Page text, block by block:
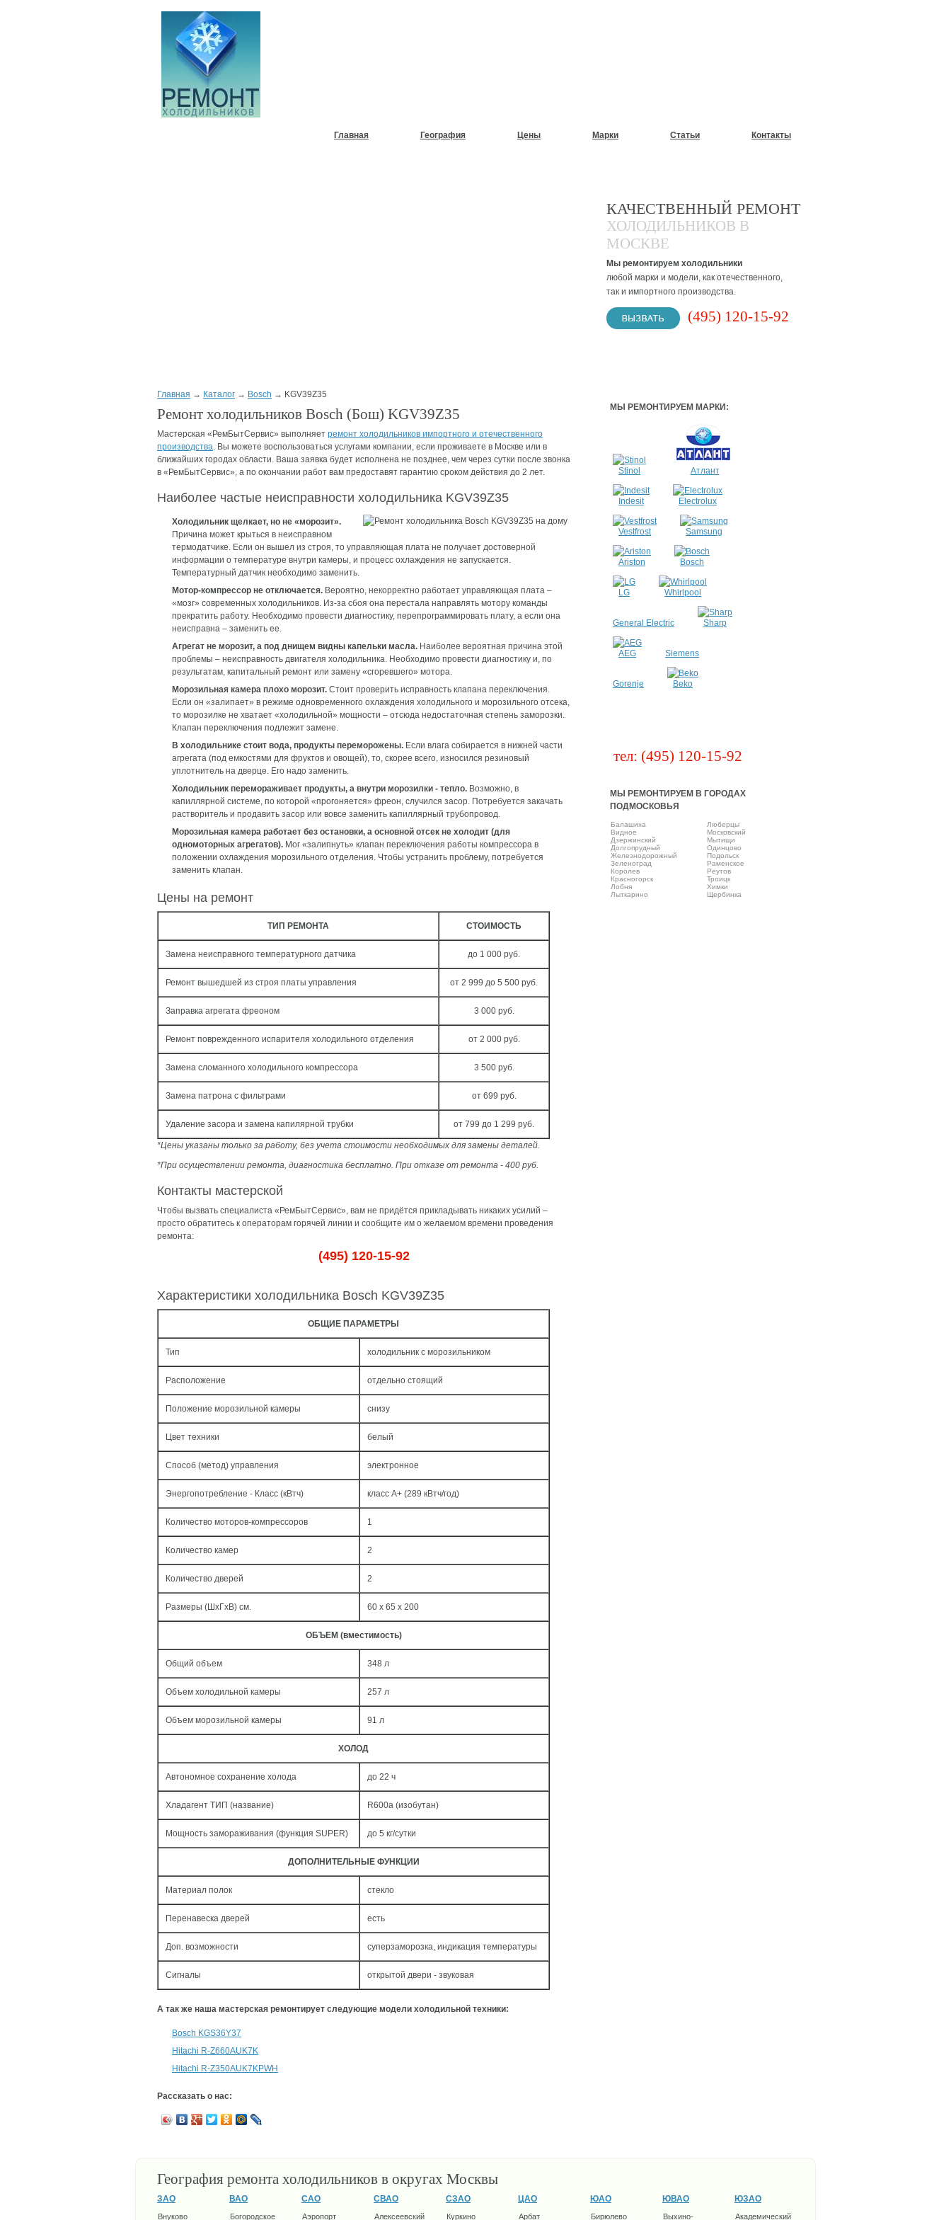
Главная География Цены Марки Статьи Контакты
КАЧЕСТВЕННЫЙ РЕМОНТ
ХОЛОДИЛЬНИКОВ В
МОСКВЕ
Мы ремонтируем холодильники
любой марки и модели, как отечественного,
так и импортного производства.
(495) 120-15-92
Главная → Каталог → Bosch → KGV39Z35
Ремонт холодильников Bosch (Бош) KGV39Z35
Мастерская «РемБытСервис» выполняет ремонт холодильников импортного и отечественного
производства. Вы можете воспользоваться услугами компании, если проживаете в Москве или в
ближайших городах области. Ваша заявка будет исполнена не позднее, чем через сутки после звонка
в «РемБытСервис», а по окончании работ вам предоставят гарантию сроком действия до 2 лет.
Наиболее частые неисправности холодильника KGV39Z35
Холодильник щелкает, но не «морозит».
Причина может крыться в неисправном
термодатчике. Если он вышел из строя, то управляющая плата не получает достоверной
информации о температуре внутри камеры, и процесс охлаждения не запускается.
Температурный датчик необходимо заменить.
Мотор-компрессор не отключается. Вероятно, некорректно работает управляющая плата –
«мозг» современных холодильников. Из-за сбоя она перестала направлять мотору команды
прекратить работу. Необходимо провести диагностику, перепрограммировать плату, а если она
неисправна – заменить ее.
Агрегат не морозит, а под днищем видны капельки масла. Наиболее вероятная причина этой
проблемы – неисправность двигателя холодильника. Необходимо провести диагностику и, по
результатам, капитальный ремонт или замену «сгоревшего» мотора.
Морозильная камера плохо морозит. Стоит проверить исправность клапана переключения.
Если он «залипает» в режиме одновременного охлаждения холодильного и морозильного отсека,
то морозилке не хватает «холодильной» мощности – отсюда недостаточная степень заморозки.
Клапан переключения подлежит замене.
В холодильнике стоит вода, продукты переморожены. Если влага собирается в нижней части
агрегата (под емкостями для фруктов и овощей), то, скорее всего, износился резиновый
уплотнитель на дверце. Его надо заменить.
Холодильник перемораживает продукты, а внутри морозилки - тепло. Возможно, в
капиллярной системе, по которой «прогоняется» фреон, случился засор. Потребуется закачать
растворитель и продавить засор или вовсе заменить капиллярный трубопровод.
Морозильная камера работает без остановки, а основной отсек не холодит (для
одномоторных агрегатов). Мог «залипнуть» клапан переключения работы компрессора в
положении охлаждения морозильного отделения. Чтобы устранить проблему, потребуется
заменить клапан.
Цены на ремонт
ТИП РЕМОНТА СТОИМОСТЬ
Замена неисправного температурного датчика до 1 000 руб.
Ремонт вышедшей из строя платы управления от 2 999 до 5 500 руб.
Заправка агрегата фреоном 3 000 руб.
Ремонт поврежденного испарителя холодильного отделения от 2 000 руб.
Замена сломанного холодильного компрессора 3 500 руб.
Замена патрона с фильтрами от 699 руб.
Удаление засора и замена капилярной трубки от 799 до 1 299 руб.
*Цены указаны только за работу, без учета стоимости необходимых для замены деталей.
*При осуществлении ремонта, диагностика бесплатно. При отказе от ремонта - 400 руб.
Контакты мастерской
Чтобы вызвать специалиста «РемБытСервис», вам не придётся прикладывать никаких усилий –
просто обратитесь к операторам горячей линии и сообщите им о желаемом времени проведения
ремонта:
(495) 120-15-92
Характеристики холодильника Bosch KGV39Z35
ОБЩИЕ ПАРАМЕТРЫ
Тип холодильник с морозильником
Расположение отдельно стоящий
Положение морозильной камеры снизу
Цвет техники белый
Способ (метод) управления электронное
Энергопотребление - Класс (кВтч) класс A+ (289 кВтч/год)
Количество моторов-компрессоров 1
Количество камер 2
Количество дверей 2
Размеры (ШxГxВ) см. 60 x 65 x 200
ОБЪЕМ (вместимость)
Общий объем 348 л
Объем холодильной камеры 257 л
Объем морозильной камеры 91 л
ХОЛОД
Автономное сохранение холода до 22 ч
Хладагент ТИП (название) R600a (изобутан)
Мощность замораживания (функция SUPER) до 5 кг/cутки
ДОПОЛНИТЕЛЬНЫЕ ФУНКЦИИ
Материал полок стекло
Перенавеска дверей есть
Доп. возможности суперзаморозка, индикация температуры
Сигналы открытой двери - звуковая
А так же наша мастерская ремонтирует следующие модели холодильной техники:
Bosch KGS36Y37
Hitachi R-Z660AUK7K
Hitachi R-Z350AUK7KPWH
Рассказать о нас:
МЫ РЕМОНТИРУЕМ МАРКИ:
Stinol Атлант
Indesit Electrolux
Vestfrost Samsung
Ariston Bosch
LG Whirlpool
General Electric Sharp
AEG Siemens
Gorenje Beko
тел: (495) 120-15-92
МЫ РЕМОНТИРУЕМ В ГОРОДАХ
ПОДМОСКОВЬЯ
Балашиха
Виднoe
Дзержинский
Долгопрудный
Железнодорожный
Зеленоград
Королев
Красногорск
Лобня
Лыткарино
Люберцы
Московский
Мытищи
Одинцово
Подольск
Раменское
Реутов
Троицк
Химки
Щербинка
География ремонта холодильников в округах Москвы
ЗАО
Внуково
ВАО
Богородское
САО
Аэропорт
СВАО
Алексеевский
СЗАО
Куркино
ЦАО
Арбат
ЮАО
Бирюлево
ЮВАО
Выхино-
ЮЗАО
Академический